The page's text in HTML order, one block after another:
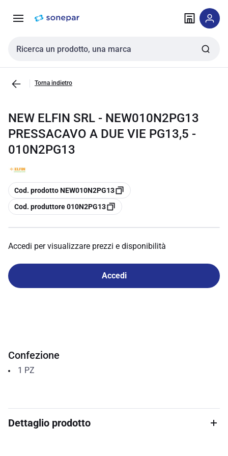
navigazione alla
Cerca input
Torna indietro
NEW ELFIN SRL - NEW010N2PG13
PRESSACAVO A DUE VIE PG13,5 -
010N2PG13
copia
Cod. prodotto NEW010N2PG13
copia
Cod. produttore 010N2PG13
Accedi per visualizzare prezzi e disponibilità
Accedi
Confezione
1 PZ
Dettaglio prodotto